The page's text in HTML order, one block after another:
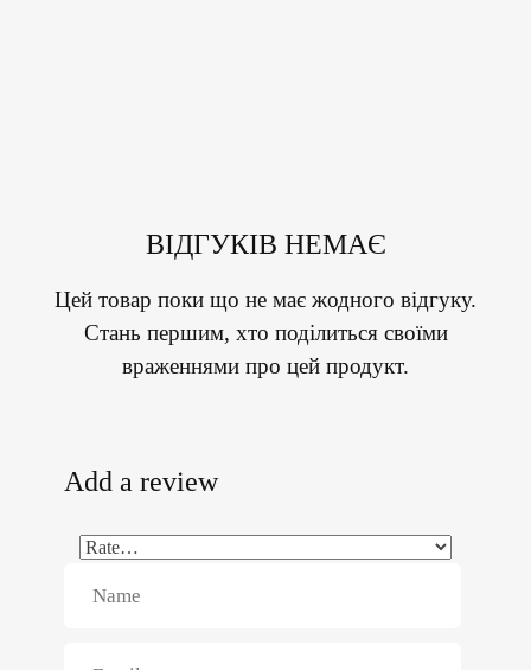
ВІДГУКІВ НЕМАЄ
Цей товар поки що не має жодного відгуку.
Стань першим, хто поділиться своїми
враженнями про цей продукт.
Add a review